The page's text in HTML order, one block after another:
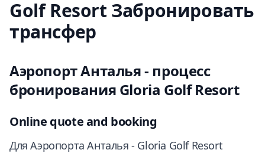
Golf Resort Забронировать
трансфер
Аэропорт Анталья - процесс
бронирования Gloria Golf Resort
Online quote and booking
Для Аэропорта Анталья - Gloria Golf Resort